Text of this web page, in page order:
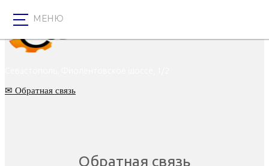
✉ Обратная связь
Обратная связь